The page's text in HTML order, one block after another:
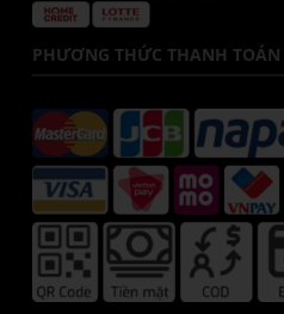
PHƯƠNG THỨC THANH TOÁN